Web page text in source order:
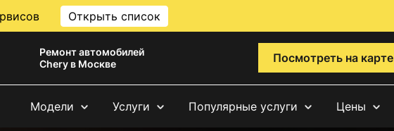
Открыть список
Ремонт автомобилей
Chery в Москве
Посмотреть на карте
Модели Услуги Популярные услуги Цены